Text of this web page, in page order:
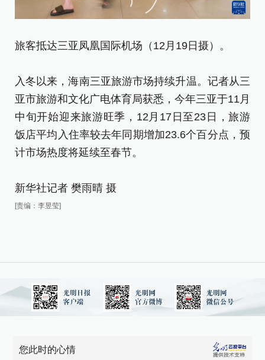
旅客抵达三亚凤凰国际机场（12月19日摄）。
入冬以来，海南三亚旅游市场持续升温。记者从三
亚市旅游和文化广电体育局获悉，今年三亚于11月
中旬开始迎来旅游旺季，12月17日至23日，旅游
饭店平均入住率较去年同期增加23.6个百分点，预
计市场热度将延续至春节。
新华社记者 樊雨晴 摄
[责编：李昱莹]
您此时的心情